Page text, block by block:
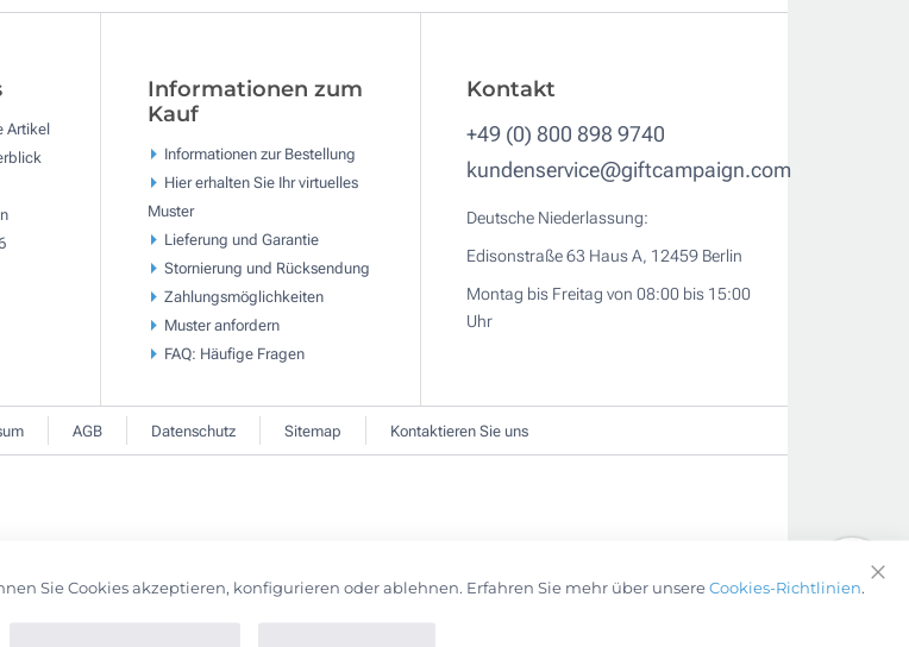
Artikel
Informationen zum
Kauf
Informationen zur Bestellung
Hier erhalten Sie Ihr virtuelles
Muster
Lieferung und Garantie
Stornierung und Rücksendung
Zahlungsmöglichkeiten
Muster anfordern
FAQ: Häufige Fragen
Kontakt
+49 (0) 800 898 9740
kundenservice@giftcampaign.com
Deutsche Niederlassung:
Edisonstraße 63 Haus A, 12459 Berlin
Montag bis Freitag von 08:00 bis 15:00
Uhr
AGB Datenschutz Sitemap Kontaktieren Sie uns
Sie Cookies akzeptieren, konfigurieren oder ablehnen. Erfahren Sie mehr über unsereCookies-Richtlinien.